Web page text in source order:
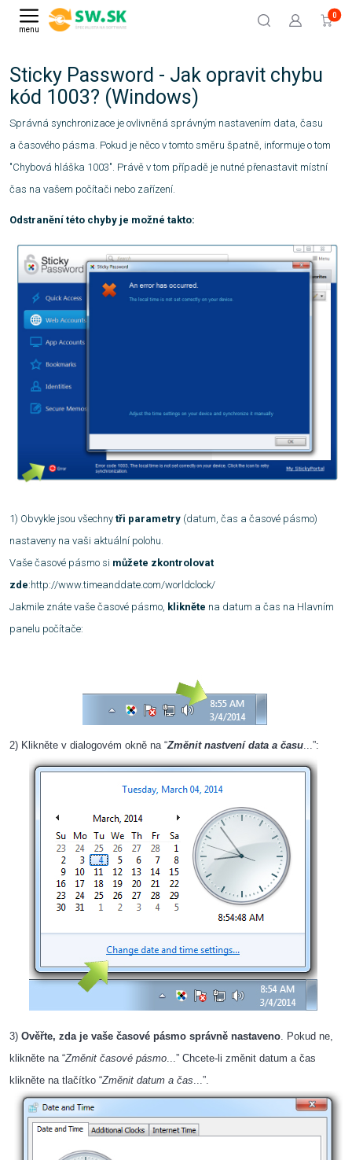
menu
0
Sticky Password - Jak opravit chybu
kód 1003? (Windows)
Správná synchronizace je ovlivněná správným nastavením data, času
a časového pásma. Pokud je něco v tomto směru špatně, informuje o tom
"Chybová hláška 1003". Právě v tom případě je nutné přenastavit místní
čas na vašem počítači nebo zařízení.
Odstranění této chyby je možné takto:
1) Obvykle jsou všechny tři parametry (datum, čas a časové pásmo)
nastaveny na vaši aktuální polohu.
Vaše časové pásmo si můžete zkontrolovat
zde:http://www.timeanddate.com/worldclock/
Jakmile znáte vaše časové pásmo, klikněte na datum a čas na Hlavním
panelu počítače:
2) Klikněte v dialogovém okně na “Změnit nastvení data a času ...”:
3) Ověřte, zda je vaše časové pásmo správně nastaveno . Pokud ne,
klikněte na “Změnit časové pásmo ...” Chcete-li změnit datum a čas
klikněte na tlačítko “Změnit datum a čas ...”.